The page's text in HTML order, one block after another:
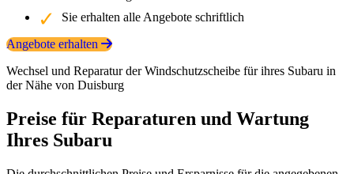
Sie erhalten alle Angebote schriftlich
Angebote erhalten
Wechsel und Reparatur der Windschutzscheibe für ihres Subaru in
der Nähe von Duisburg
Preise für Reparaturen und Wartung
Ihres Subaru